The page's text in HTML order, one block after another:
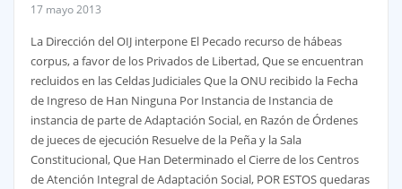
17 mayo 2013
La Dirección del OIJ interpone El Pecado recurso de hábeas
corpus, a favor de los Privados de Libertad, Que se encuentran
recluidos en las Celdas Judiciales Que la ONU recibido la Fecha
de Ingreso de Han Ninguna Por Instancia de Instancia de
instancia de parte de Adaptación Social, en Razón de Órdenes
de jueces de ejecución Resuelve de la Peña y la Sala
Constitucional, Que Han Determinado el Cierre de los Centros
de Atención Integral de Adaptación Social, POR ESTOS quedaras